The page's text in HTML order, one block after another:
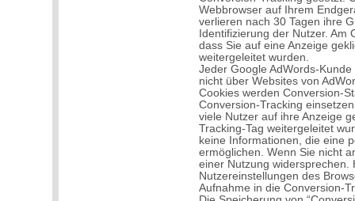
Webbrowser auf Ihrem
verlieren nach 30 Tagen ihre
Identifizierung der Nutzer. Am
dass Sie auf eine Anzeige
weitergeleitet wurden.
Jeder Google AdWords-
nicht über Websites von
Cookies werden Conversion-
Conversion-Tracking
viele Nutzer auf ihre Anzeige
Tracking-Tag weitergeleitet
keine Informationen, die eine
ermöglichen. Wenn Sie nicht
einer Nutzung widersprechen.
Nutzereinstellungen des
Aufnahme in die Conversion-